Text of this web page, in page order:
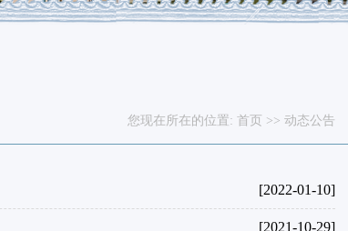
您现在所在的位置: 首页 >> 动态公告
[2022-01-10]
[2021-10-29]